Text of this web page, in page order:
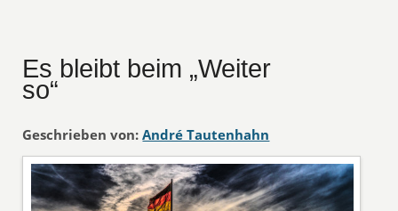
Es bleibt beim „Weiter
so“
Geschrieben von: André Tautenhahn